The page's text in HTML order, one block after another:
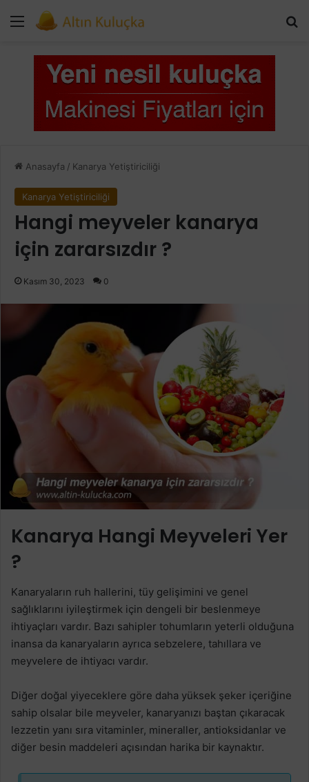
Menü
Anasayfa / Kanarya Yetiştiriciliği
Kanarya Yetiştiriciliği
Hangi meyveler kanarya
için zararsızdır ?
Kasım 30, 2023 0
Kanarya Hangi Meyveleri Yer
?
Kanaryaların ruh hallerini, tüy gelişimini ve genel
sağlıklarını iyileştirmek için dengeli bir beslenmeye
ihtiyaçları vardır. Bazı sahipler tohumların yeterli olduğuna
inansa da kanaryaların ayrıca sebzelere, tahıllara ve
meyvelere de ihtiyacı vardır.
Diğer doğal yiyeceklere göre daha yüksek şeker içeriğine
sahip olsalar bile meyveler, kanaryanızı baştan çıkaracak
lezzetin yanı sıra vitaminler, mineraller, antioksidanlar ve
diğer besin maddeleri açısından harika bir kaynaktır.